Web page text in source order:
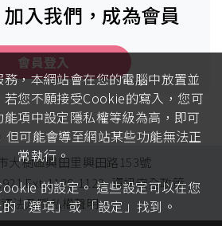
入我們，成為會員
會員登入
大樹區興田里興田路153號
Ext.1120-1123 資訊安全政策
法及隱私權聲明
，本網站會在您的電腦中放置並
您不願接受Cookie的寫入，您可
項中設定隱私權等級為高，即可
可能會導至網站某些功能無法正
常執行。
的設定。 這些設定可以在您
「選項」或 「設定」找到。